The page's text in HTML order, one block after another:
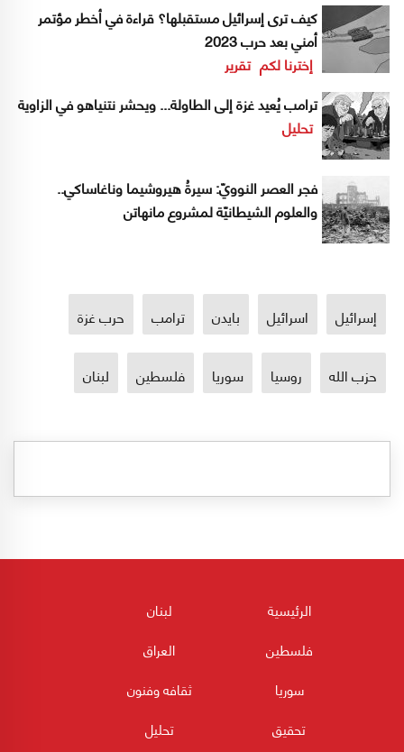
كيف ترى إسرائيل مستقبلها؟ قراءة في أخطر مؤتمر
أمني بعد حرب 2023
إخترنا لكم تقرير
ترامب يُعيد غزة إلى الطاولة... ويحشر نتنياهو في الزاوية
تحليل
فجر العصر النوويّ: سيرةُ هيروشيما وناغاساكي..
والعلوم الشيطانيّة لمشروع مانهاتن
إسرائيل اسرائيل بايدن ترامب حرب غزة
حزب الله روسيا سوريا فلسطين لبنان
الرئيسية
لبنان
فلسطين
العراق
سوريا
ثقافه وفنون
تحقيق
تحليل